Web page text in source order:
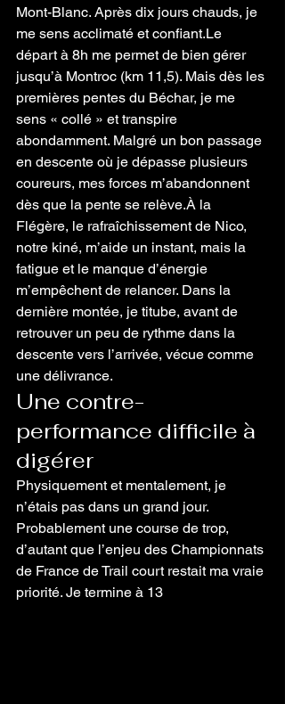
Mont-Blanc. Après dix jours chauds, je
me sens acclimaté et confiant.Le
départ à 8h me permet de bien gérer
jusqu’à Montroc (km 11,5). Mais dès les
premières pentes du Béchar, je me
sens « collé » et transpire
abondamment. Malgré un bon passage
en descente où je dépasse plusieurs
coureurs, mes forces m’abandonnent
dès que la pente se relève.À la
Flégère, le rafraîchissement de Nico,
notre kiné, m’aide un instant, mais la
fatigue et le manque d’énergie
m’empêchent de relancer. Dans la
dernière montée, je titube, avant de
retrouver un peu de rythme dans la
descente vers l’arrivée, vécue comme
une délivrance.
Une contre-
performance difficile à
digérer
Physiquement et mentalement, je
n’étais pas dans un grand jour.
Probablement une course de trop,
d’autant que l’enjeu des Championnats
de France de Trail court restait ma vraie
priorité. Je termine à 13